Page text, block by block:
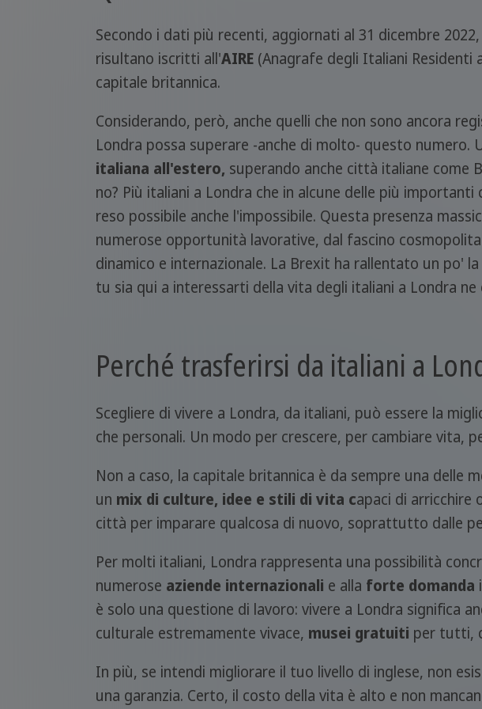
Secondo i dati più recenti, aggiornati al 31 dicembre
risultano iscritti all'AIRE (Anagrafe degli Italiani
capitale britannica.
Considerando, però, anche quelli che non sono ancora
Londra possa superare -anche di molto- questo
italiana all'estero, superando anche città italiane come
no? Più italiani a Londra che in alcune delle più
reso possibile anche l'impossibile. Questa presenza
numerose opportunità lavorative, dal fascino
dinamico e internazionale. La Brexit ha rallentato un po'
tu sia qui a interessarti della vita degli italiani a Londra ne
Perché trasferirsi da italiani a
Scegliere di vivere a Londra, da italiani, può essere la
che personali. Un modo per crescere, per cambiare vita,
Non a caso, la capitale britannica è da sempre una delle
un mix di culture, idee e stili di vita capaci di arricchire
città per imparare qualcosa di nuovo, soprattutto dalle
Per molti italiani, Londra rappresenta una possibilità
numerose aziende internazionali e alla forte domanda
è solo una questione di lavoro: vivere a Londra significa
culturale estremamente vivace, musei gratuiti per tutti,
In più, se intendi migliorare il tuo livello di inglese, non
una garanzia. Certo, il costo della vita è alto e non